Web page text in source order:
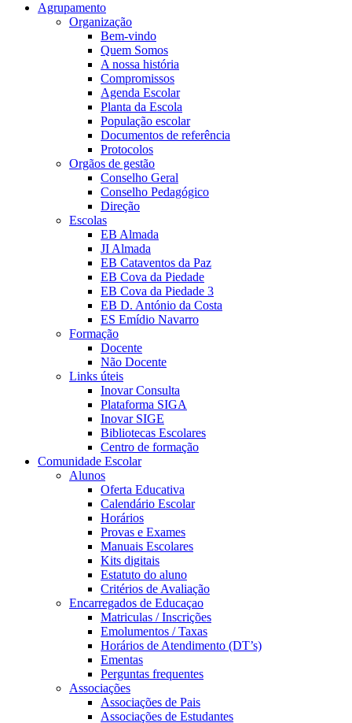
Agrupamento
Organização
Bem-vindo
Quem Somos
A nossa história
Compromissos
Agenda Escolar
Planta da Escola
População escolar
Documentos de referência
Protocolos
Orgãos de gestão
Conselho Geral
Conselho Pedagógico
Direção
Escolas
EB Almada
JI Almada
EB Cataventos da Paz
EB Cova da Piedade
EB Cova da Piedade 3
EB D. António da Costa
ES Emídio Navarro
Formação
Docente
Não Docente
Links úteis
Inovar Consulta
Plataforma SIGA
Inovar SIGE
Bibliotecas Escolares
Centro de formação
Comunidade Escolar
Alunos
Oferta Educativa
Calendário Escolar
Horários
Provas e Exames
Manuais Escolares
Kits digitais
Estatuto do aluno
Critérios de Avaliação
Encarregados de Educaçao
Matriculas / Inscrições
Emolumentos / Taxas
Horários de Atendimento (DT’s)
Ementas
Perguntas frequentes
Associações
Associações de Pais
Associações de Estudantes